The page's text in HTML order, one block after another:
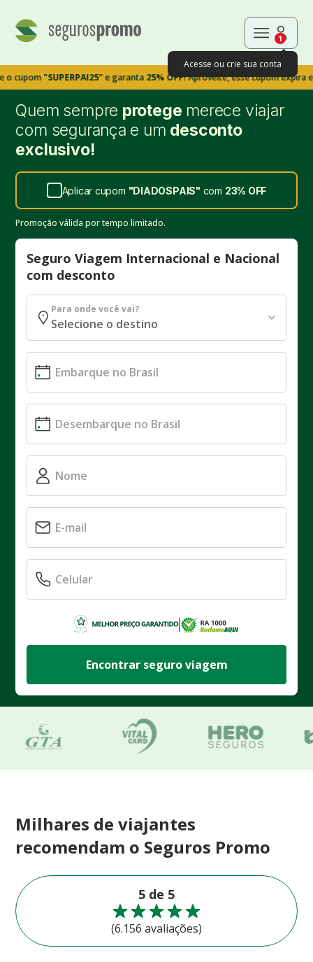
1
Acesse ou crie sua conta
"SUPERPAI25"e garanta25% OFF!Aproveite, esse cupom expira em
Quem sempre protege merece viajar
com segurança e um desconto
exclusivo!
Aplicar cupom "DIADOSPAIS" com 23% OFF
Promoção válida por tempo limitado.
Seguro Viagem Internacional e Nacional
com desconto
Para onde você vai?
Encontrar seguro viagem
Milhares de viajantes
recomendam o Seguros Promo
5 de 5
(6.156 avaliações)